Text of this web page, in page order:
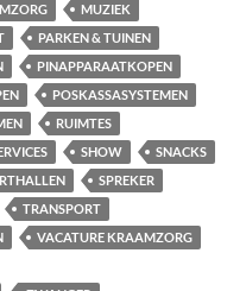
MUZIEK
PARKEN & TUINEN
PINAPPARAATKOPEN
POSKASSASYSTEMEN
RUIMTES
SHOW
SNACKS
SPREKER
TRANSPORT
VACATURE KRAAMZORG